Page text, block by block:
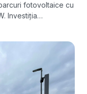
fotovoltaice cu
Investiția